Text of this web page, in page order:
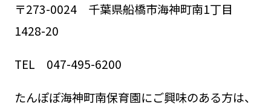
〒273-0024 千葉県船橋市海神町南1丁目
1428-20
TEL 047-495-6200
たんぽぽ海神町南保育園にご興味のある方は、